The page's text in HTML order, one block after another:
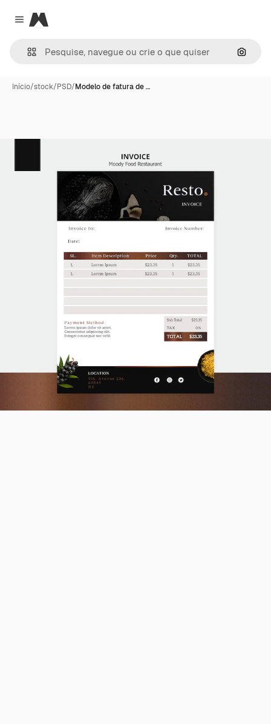
Close menu
Magnific
Início/stock/PSD/Modelo de fatura de …